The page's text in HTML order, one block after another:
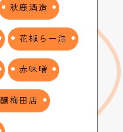
秋鹿酒造
花椒らー油
赤味噌
醸梅田店